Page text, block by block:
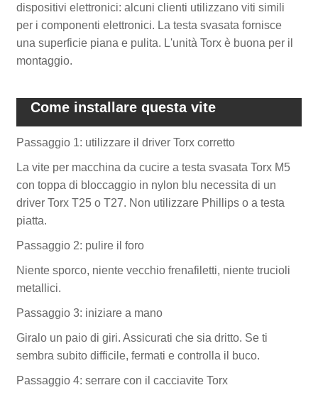
dispositivi elettronici: alcuni clienti utilizzano viti simili
per i componenti elettronici. La testa svasata fornisce
una superficie piana e pulita. L'unità Torx è buona per il
montaggio.
Come installare questa vite
Passaggio 1: utilizzare il driver Torx corretto
La vite per macchina da cucire a testa svasata Torx M5
con toppa di bloccaggio in nylon blu necessita di un
driver Torx T25 o T27. Non utilizzare Phillips o a testa
piatta.
Passaggio 2: pulire il foro
Niente sporco, niente vecchio frenafiletti, niente trucioli
metallici.
Passaggio 3: iniziare a mano
Giralo un paio di giri. Assicurati che sia dritto. Se ti
sembra subito difficile, fermati e controlla il buco.
Passaggio 4: serrare con il cacciavite Torx